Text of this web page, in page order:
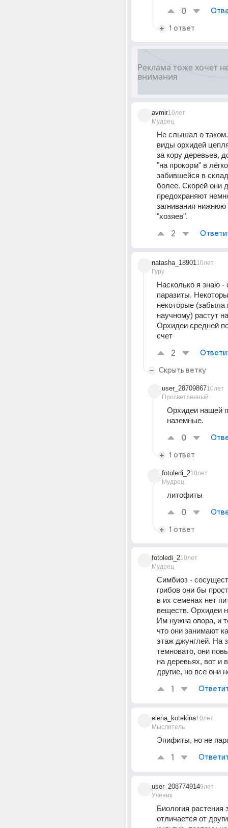
0
1 ответ
avmir
Мудрец
10лет
Не слышал о
виды орхидей
за кору деревьев,
"на прокорм" в
забившейся в
более. Скорей они
предохраняют
загнивания нижнюю
"хозяев".
2
natasha_18901
Гуру
10лет
Насколько я знаю -
паразиты.
некоторые (забыла
научному) растут
Орхидеи средней
счет
2
Скрыть ветку
user_28709867
Просветленный
10лет
Орхидеи нашей
наземные.
0
1 ответ
fotoledi_2
Мудрец
10лет
литофиты
0
1 ответ
fotoledi_2
Мудрец
10лет
Симбиоз -
грибов они бы
в их семенах нет
веществ. Орхидеи
Им нужна опора, и
что они занимают
этаж джунглей. На
темновато, они
на деревьях, вот и
другие, но все они
1
elena_kotekina
Мыслитель
10лет
Эпифиты, но не
1
user_208774914
Ученик
9лет
Биология растения
отличается от